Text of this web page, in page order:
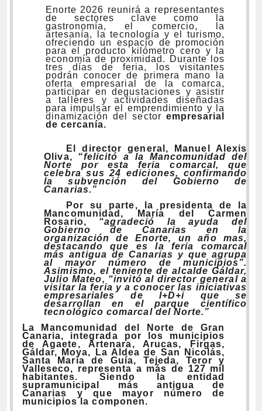
Enorte 2026 reunirá a representantes
de sectores clave como la
gastronomía, el comercio, la
artesanía, la tecnología y el turismo,
ofreciendo un espacio de promoción
para el producto kilómetro cero y la
economía de proximidad. Durante los
tres días de feria, los visitantes
podrán conocer de primera mano la
oferta empresarial de la comarca,
participar en degustaciones y asistir
a talleres y actividades diseñadas
para impulsar el emprendimiento y la
dinamización del sector empresarial
de cercanía.
El director general,
Manuel Alexis
Oliva, “felicitó a la Mancomunidad del
Norte por esta feria comarcal, que
celebra sus 24 ediciones, confirmando
la subvención del Gobierno de
Canarias.”
Por su parte, la presidenta de la
Mancomunidad, María del Carmen
Rosario, “agradeció la ayuda del
Gobierno de Canarias en la
organización de Enorte, un año mas,
destacando que es la feria comarcal
más antigua de Canarias y que agrupa
al mayor número de municipios”.
Asimismo, el teniente de alcalde Gáldar,
Julio Mateo, “invitó al director general a
visitar la feria y a conocer las iniciativas
empresariales de I+D+i que se
desarrollan en el parque científico
tecnológico comarcal del Norte.”
La
Mancomunidad del Norte de Gran
Canaria, integrada por los municipios
de Agaete, Artenara, Arucas, Firgas,
Gáldar, Moya, La Aldea de San Nicolás,
Santa María de Guía, Tejeda, Teror y
Valleseco, representa a más de 127 mil
habitantes. Siendo la entidad
supramunicipal más antigua de
Canarias y que mayor número de
municipios la componen.